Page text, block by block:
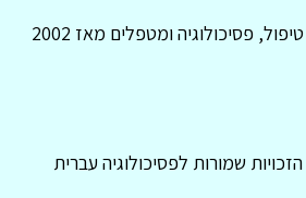
פסיכולוגיה ומטפלים מאז 2002